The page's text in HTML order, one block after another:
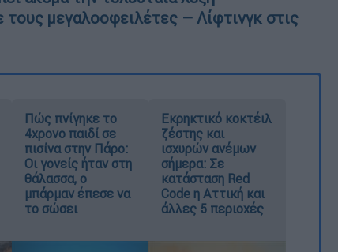
μεγαλοοφειλέτες – Λίφτινγκ στις
Πώς πνίγηκε το
4χρονο παιδί σε
πισίνα στην Πάρο:
Οι γονείς ήταν στη
θάλασσα, ο
μπάρμαν έπεσε να
το σώσει
Εκρηκτικό κοκτέιλ
ζέστης και
ισχυρών ανέμων
σήμερα: Σε
κατάσταση Red
Code η Αττική και
άλλες 5 περιοχές